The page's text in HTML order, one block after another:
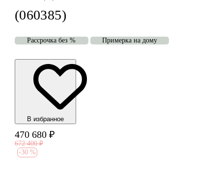
(060385)
Рассрочка без % Примерка на дому
В избранноe
470 680 ₽
672 400 ₽
-30 %